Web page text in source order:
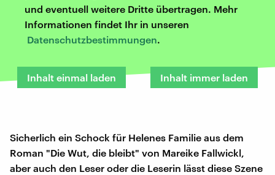
und eventuell weitere Dritte übertragen. Mehr
Informationen findet Ihr in unseren
Datenschutzbestimmungen.
Inhalt einmal laden Inhalt immer laden
Sicherlich ein Schock für Helenes Familie aus dem
Roman "Die Wut, die bleibt" von Mareike Fallwickl,
aber auch den Leser oder die Leserin lässt diese Szene